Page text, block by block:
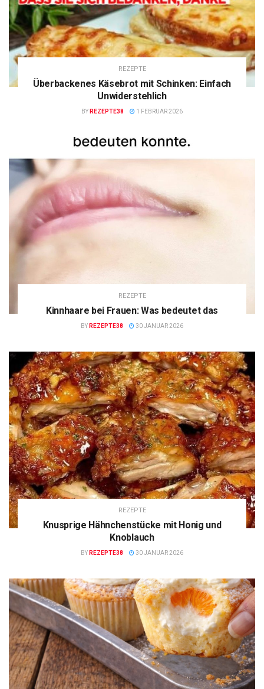
REZEPTE
Überbackenes Käsebrot mit Schinken: Einfach
Unwiderstehlich
BY REZEPTE38 1 FEBRUAR 2026
REZEPTE
Kinnhaare bei Frauen: Was bedeutet das
BY REZEPTE38 30 JANUAR 2026
REZEPTE
Knusprige Hähnchenstücke mit Honig und
Knoblauch
BY REZEPTE38 30 JANUAR 2026